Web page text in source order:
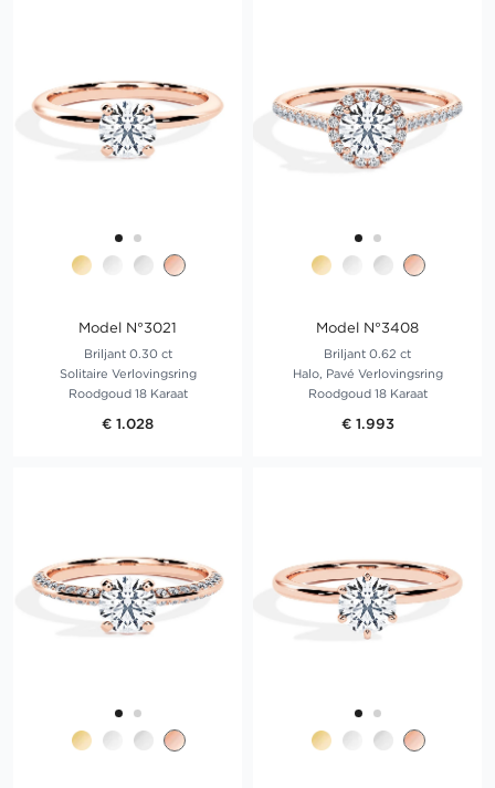
Model N°3021
Briljant 0.30 ct
Solitaire Verlovingsring
Roodgoud 18 Karaat
€ 1.028
Model N°3408
Briljant 0.62 ct
Halo, Pavé Verlovingsring
Roodgoud 18 Karaat
€ 1.993